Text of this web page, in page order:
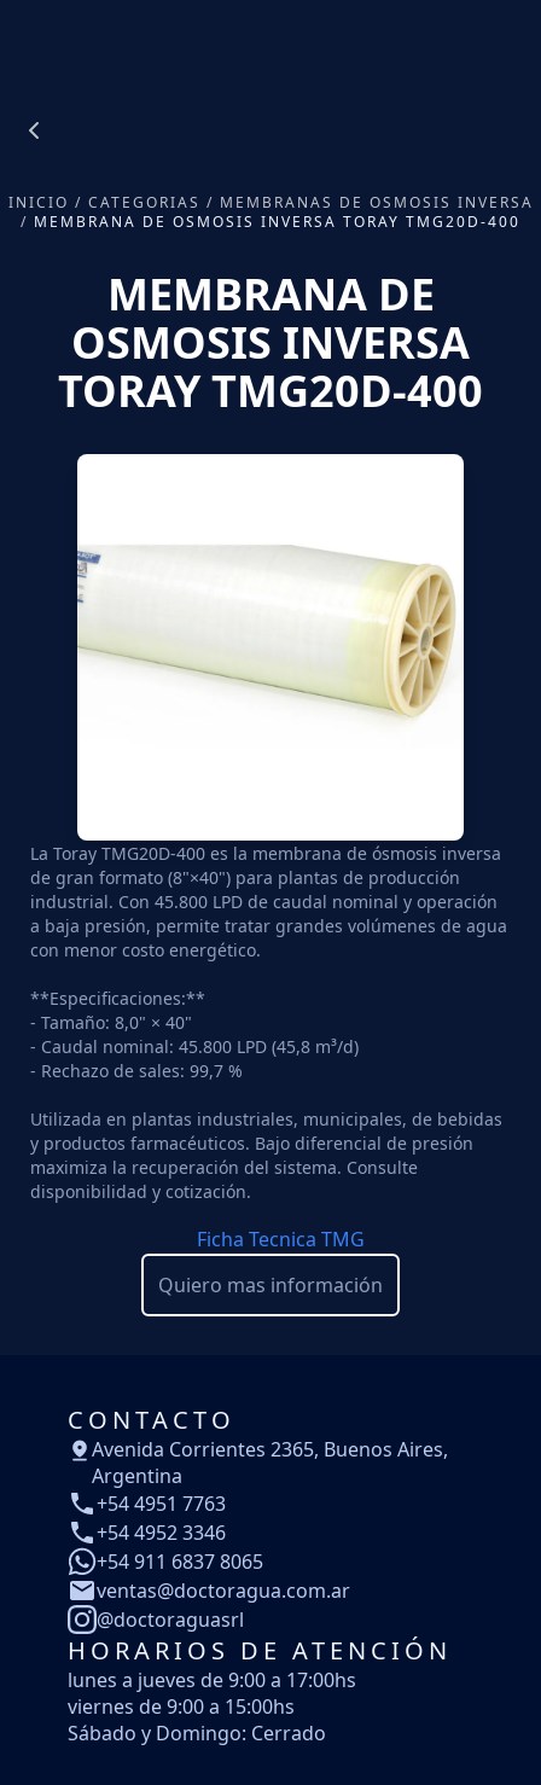
INICIO / CATEGORIAS / MEMBRANAS DE OSMOSIS INVERSA
/ MEMBRANA DE OSMOSIS INVERSA TORAY TMG20D-400
MEMBRANA DE
OSMOSIS INVERSA
TORAY TMG20D-400
La Toray TMG20D-400 es la membrana de ósmosis inversa
de gran formato (8"×40") para plantas de producción
industrial. Con 45.800 LPD de caudal nominal y operación
a baja presión, permite tratar grandes volúmenes de agua
con menor costo energético.
**Especificaciones:**
- Tamaño: 8,0" × 40"
- Caudal nominal: 45.800 LPD (45,8 m³/d)
- Rechazo de sales: 99,7 %
Utilizada en plantas industriales, municipales, de bebidas
y productos farmacéuticos. Bajo diferencial de presión
maximiza la recuperación del sistema. Consulte
disponibilidad y cotización.
Ficha Tecnica TMG
Quiero mas información
CONTACTO
Avenida Corrientes 2365, Buenos Aires,
Argentina
+54 4951 7763
+54 4952 3346
+54 911 6837 8065
ventas@doctoragua.com.ar
@doctoraguasrl
HORARIOS DE ATENCIÓN
lunes a jueves de 9:00 a 17:00hs
viernes de 9:00 a 15:00hs
Sábado y Domingo: Cerrado